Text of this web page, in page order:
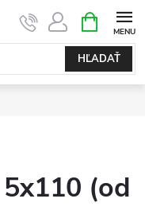
HĽADAŤ
KOŠÍK
(od